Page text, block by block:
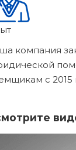
компания
с 2015